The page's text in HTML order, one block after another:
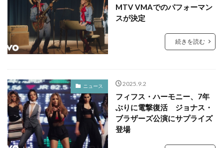
MTV VMAでのパフォーマン
スが決定
続きを読む
ニュース 2025.9.2
フィフス・ハーモニー、7年
ぶりに電撃復活 ジョナス・
ブラザーズ公演にサプライズ
登場